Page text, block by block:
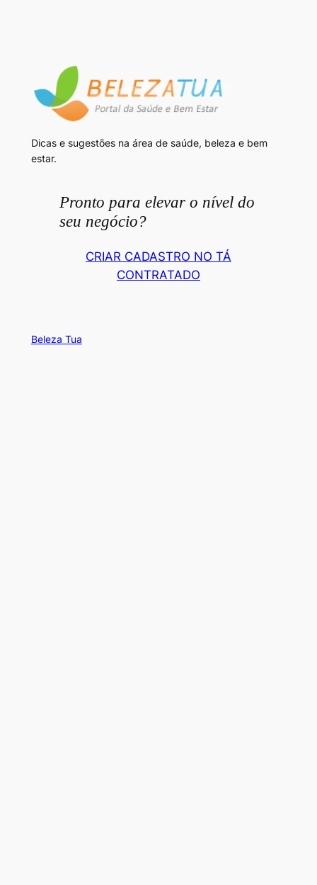
Dicas e sugestões na área de saúde, beleza e bem
estar.
Pronto para elevar o nível do
seu negócio?
CRIAR CADASTRO NO TÁ
CONTRATADO
Beleza Tua